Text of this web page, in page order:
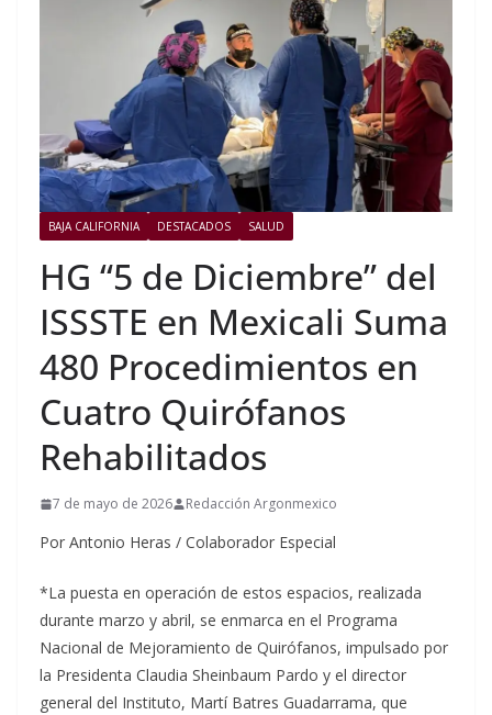
BAJA CALIFORNIA DESTACADOS SALUD
HG “5 de Diciembre” del
ISSSTE en Mexicali Suma
480 Procedimientos en
Cuatro Quirófanos
Rehabilitados
7 de mayo de 2026 Redacción Argonmexico
Por Antonio Heras / Colaborador Especial
*La puesta en operación de estos espacios, realizada
durante marzo y abril, se enmarca en el Programa
Nacional de Mejoramiento de Quirófanos, impulsado por
la Presidenta Claudia Sheinbaum Pardo y el director
general del Instituto, Martí Batres Guadarrama, que